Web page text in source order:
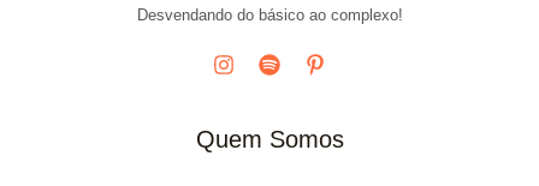
Desvendando do básico ao complexo!
Quem Somos